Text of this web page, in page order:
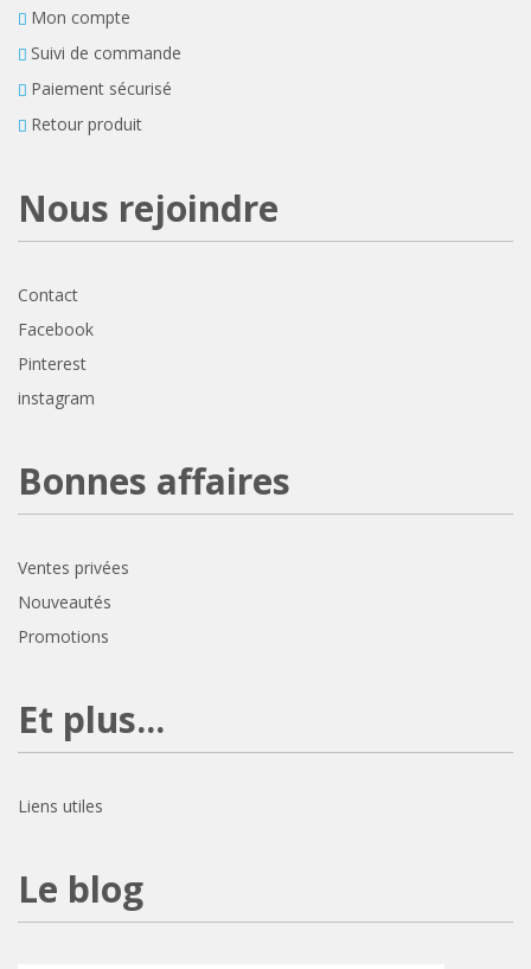
Mon compte
Suivi de commande
Paiement sécurisé
Retour produit
Nous rejoindre
Contact
Facebook
Pinterest
instagram
Bonnes affaires
Ventes privées
Nouveautés
Promotions
Et plus...
Liens utiles
Le blog